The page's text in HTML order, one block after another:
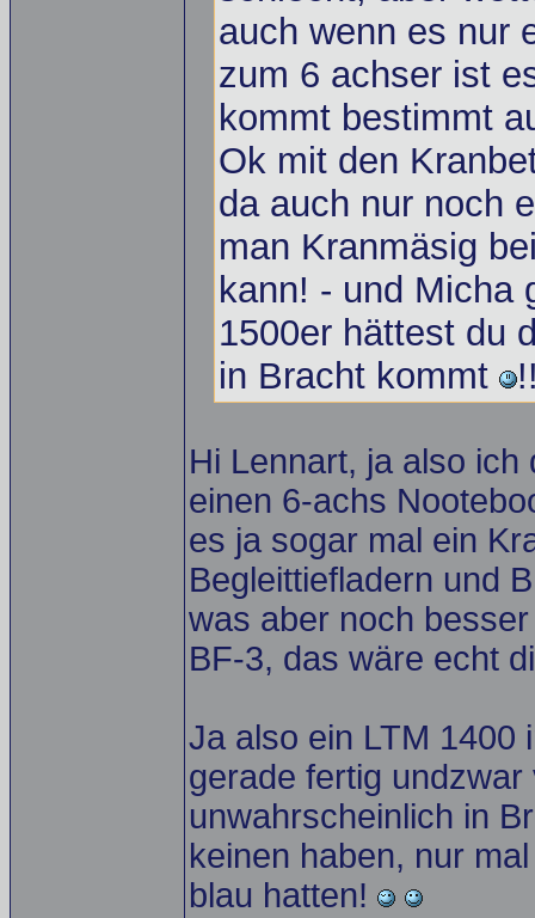
auch wenn es nur
zum 6 achser ist
kommt bestimmt
Ok mit den
da auch nur noch
man Kranmäsig
kann! - und Micha
1500er hättest du
in Bracht kommt
Hi Lennart, ja also
einen 6-achs
es ja sogar mal ein
Begleittiefladern und
was aber noch
BF-3, das wäre echt
Ja also ein LTM 1400
gerade fertig
unwahrscheinlich in
keinen haben, nur
blau hatten!